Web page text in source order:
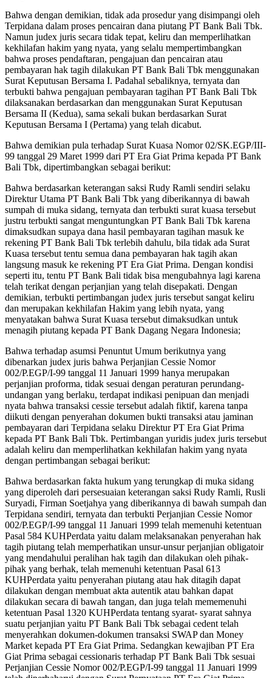
Bahwa dengan demikian, tidak ada prosedur yang disimpangi oleh
Terpidana dalam proses pencairan dana piutang PT Bank Bali Tbk.
Namun judex juris secara tidak tepat, keliru dan memperlihatkan
kekhilafan hakim yang nyata, yang selalu mempertimbangkan
bahwa proses pendaftaran, pengajuan dan pencairan atau
pembayaran hak tagih dilakukan PT Bank Bali Tbk menggunakan
Surat Keputusan Bersama I. Padahal sebaliknya, ternyata dan
terbukti bahwa pengajuan pembayaran tagihan PT Bank Bali Tbk
dilaksanakan berdasarkan dan menggunakan Surat Keputusan
Bersama II (Kedua), sama sekali bukan berdasarkan Surat
Keputusan Bersama I (Pertama) yang telah dicabut.
Bahwa demikian pula terhadap Surat Kuasa Nomor 02/SK.EGP/III-
99 tanggal 29 Maret 1999 dari PT Era Giat Prima kepada PT Bank
Bali Tbk, dipertimbangkan sebagai berikut:
Bahwa berdasarkan keterangan saksi Rudy Ramli sendiri selaku
Direktur Utama PT Bank Bali Tbk yang diberikannya di bawah
sumpah di muka sidang, ternyata dan terbukti surat kuasa tersebut
justru terbukti sangat menguntungkan PT Bank Bali Tbk karena
dimaksudkan supaya dana hasil pembayaran tagihan masuk ke
rekening PT Bank Bali Tbk terlebih dahulu, bila tidak ada Surat
Kuasa tersebut tentu semua dana pembayaran hak tagih akan
langsung masuk ke rekening PT Era Giat Prima. Dengan kondisi
seperti itu, tentu PT Bank Bali tidak bisa mengubahnya lagi karena
telah terikat dengan perjanjian yang telah disepakati. Dengan
demikian, terbukti pertimbangan judex juris tersebut sangat keliru
dan merupakan kekhilafan Hakim yang lebih nyata, yang
menyatakan bahwa Surat Kuasa tersebut dimaksudkan untuk
menagih piutang kepada PT Bank Dagang Negara Indonesia;
Bahwa terhadap asumsi Penuntut Umum berikutnya yang
dibenarkan judex juris bahwa Perjanjian Cessie Nomor
002/P.EGP/I-99 tanggal 11 Januari 1999 hanya merupakan
perjanjian proforma, tidak sesuai dengan peraturan perundang-
undangan yang berlaku, terdapat indikasi penipuan dan menjadi
nyata bahwa transaksi cessie tersebut adalah fiktif, karena tanpa
diikuti dengan penyerahan dokumen bukti transaksi atau jaminan
pembayaran dari Terpidana selaku Direktur PT Era Giat Prima
kepada PT Bank Bali Tbk. Pertimbangan yuridis judex juris tersebut
adalah keliru dan memperlihatkan kekhilafan hakim yang nyata
dengan pertimbangan sebagai berikut:
Bahwa berdasarkan fakta hukum yang terungkap di muka sidang
yang diperoleh dari persesuaian keterangan saksi Rudy Ramli, Rusli
Suryadi, Firman Soetjahya yang diberikannya di bawah sumpah dan
Terpidana sendiri, ternyata dan terbukti Perjanjian Cessie Nomor
002/P.EGP/I-99 tanggal 11 Januari 1999 telah memenuhi ketentuan
Pasal 584 KUHPerdata yaitu dalam melaksanakan penyerahan hak
tagih piutang telah memperhatikan unsur-unsur perjanjian obligatoir
yang mendahului peralihan hak tagih dan dilakukan oleh pihak-
pihak yang berhak, telah memenuhi ketentuan Pasal 613
KUHPerdata yaitu penyerahan piutang atau hak ditagih dapat
dilakukan dengan membuat akta autentik atau bahkan dapat
dilakukan secara di bawah tangan, dan juga telah mememenuhi
ketentuan Pasal 1320 KUHPerdata tentang syarat- syarat sahnya
suatu perjanjian yaitu PT Bank Bali Tbk sebagai cedent telah
menyerahkan dokumen-dokumen transaksi SWAP dan Money
Market kepada PT Era Giat Prima. Sedangkan kewajiban PT Era
Giat Prima sebagai cessionaris terhadap PT Bank Bali Tbk sesuai
Perjanjian Cessie Nomor 002/P.EGP/I-99 tanggal 11 Januari 1999